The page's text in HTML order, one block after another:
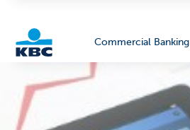
Commercial Banking